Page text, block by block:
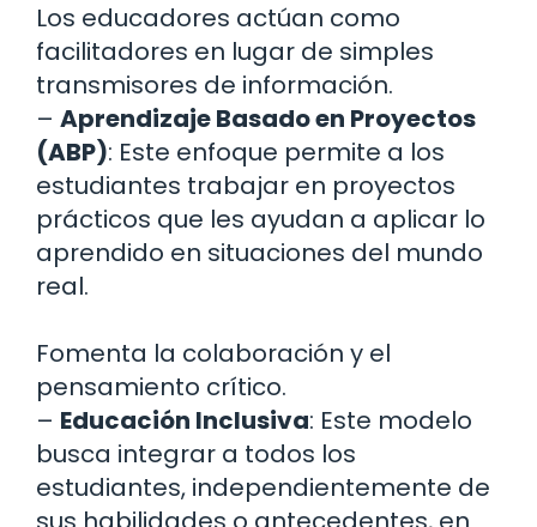
Los educadores actúan como
facilitadores en lugar de simples
transmisores de información.
– Aprendizaje Basado en Proyectos
(ABP): Este enfoque permite a los
estudiantes trabajar en proyectos
prácticos que les ayudan a aplicar lo
aprendido en situaciones del mundo
real.
Fomenta la colaboración y el
pensamiento crítico.
– Educación Inclusiva: Este modelo
busca integrar a todos los
estudiantes, independientemente de